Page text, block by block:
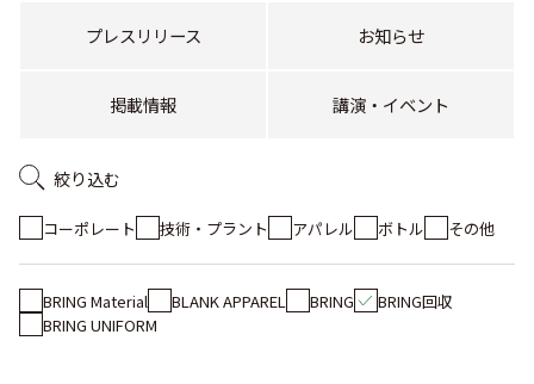
プレスリリース お知らせ
掲載情報 講演・イベント
絞り込む
コーポレート 技術・プラント アパレル ボトル その他
BRING Material BLANK APPAREL BRING
BRING回収
BRING UNIFORM